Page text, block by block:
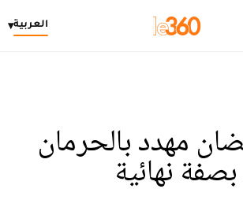
العربية▾
مهدد بالحرمان
نهائية